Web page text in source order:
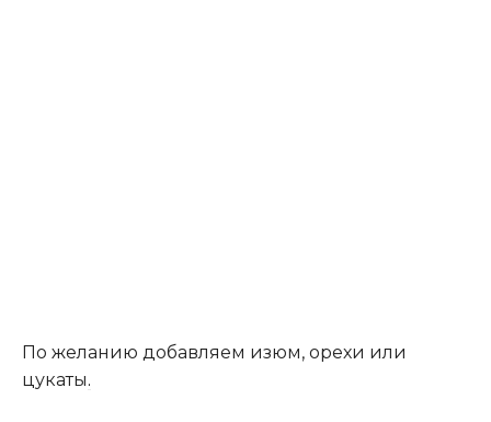
По желанию добавляем изюм, орехи или
цукаты.